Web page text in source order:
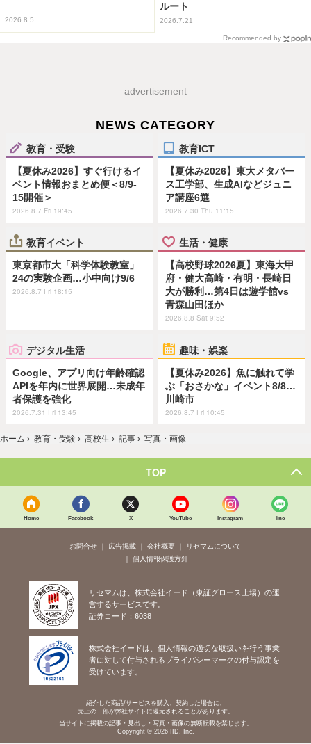
2026.8.5
ルート
2026.7.21
Recommended by
advertisement
NEWS CATEGORY
教育・受験
【夏休み2026】すぐ行けるイ
ベント情報おまとめ便＜8/9-
15開催＞
2026.8.7 Fri 19:45
教育ICT
【夏休み2026】東大メタバー
ス工学部、生成AIなどジュニ
ア講座6選
2026.7.30 Thu 11:15
教育イベント
東京都市大「科学体験教室」
24の実験企画…小中向け9/6
2026.8.7 Fri 18:15
生活・健康
【高校野球2026夏】東海大甲
府・健大高崎・有明・長崎日
大が勝利…第4日は遊学館vs
青森山田ほか
2026.8.8 Sat 9:52
デジタル生活
Google、アプリ向け年齢確認
APIを年内に世界展開…未成年
者保護を強化
2026.7.31 Fri 13:45
趣味・娯楽
【夏休み2026】魚に触れて学
ぶ「おさかな」イベント8/8…
川崎市
2026.8.7 Fri 10:45
ホーム › 教育・受験 › 高校生 › 記事 › 写真・画像
TOP
Home Facebook X YouTube Instagram line
お問合せ 広告掲載 会社概要
リセマムについて
個人情報保護方針
リセマムは、株式会社イード（東証グロース上場）の運
営するサービスです。
証券コード：6038
株式会社イードは、個人情報の適切な取扱いを行う事業
者に対して付与されるプライバシーマークの付与認定を
受けています。
紹介した商品/サービスを購入、契約した場合に、
売上の一部が弊社サイトに還元されることがあります。
当サイトに掲載の記事・見出し・写真・画像の無断転載を禁じます。
Copyright © 2026 IID, Inc.